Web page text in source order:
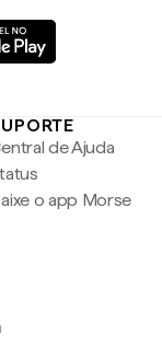
de Ajuda
o app Morse